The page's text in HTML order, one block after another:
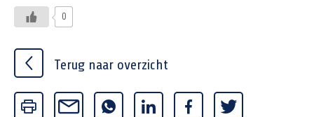
Terug naar overzicht
0